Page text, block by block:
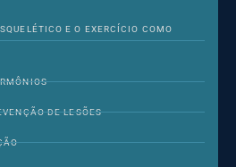
E O EXERCÍCIO COMO
DE LESÕES